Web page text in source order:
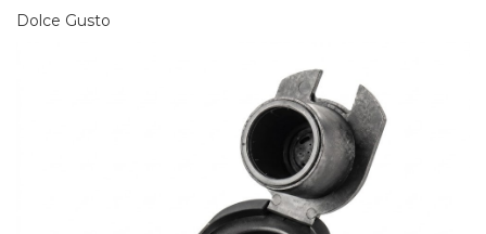
Dolce Gusto